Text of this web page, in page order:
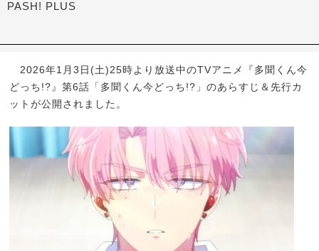
PASH! PLUS
2026年1月3日(土)25時より放送中のTVアニメ『多聞くん今
どっち!?』第6話「多聞くん今どっち!?」のあらすじ＆先行カ
ットが公開されました。